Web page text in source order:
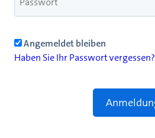
Angemeldet bleiben
Haben Sie Ihr Passwort vergessen?